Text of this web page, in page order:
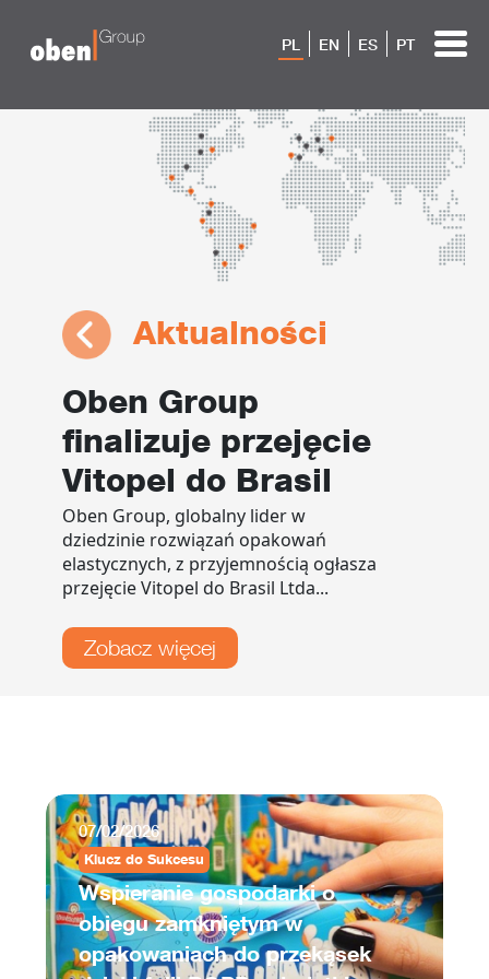
PL EN ES PT
Aktualności
Oben Group
finalizuje przejęcie
Vitopel do Brasil
Oben Group, globalny lider w
dziedzinie rozwiązań opakowań
elastycznych, z przyjemnością ogłasza
przejęcie Vitopel do Brasil Ltda...
Zobacz więcej
07/02/2026
Klucz do Sukcesu
Wspieranie gospodarki o
obiegu zamkniętym w
opakowaniach do przekąsek